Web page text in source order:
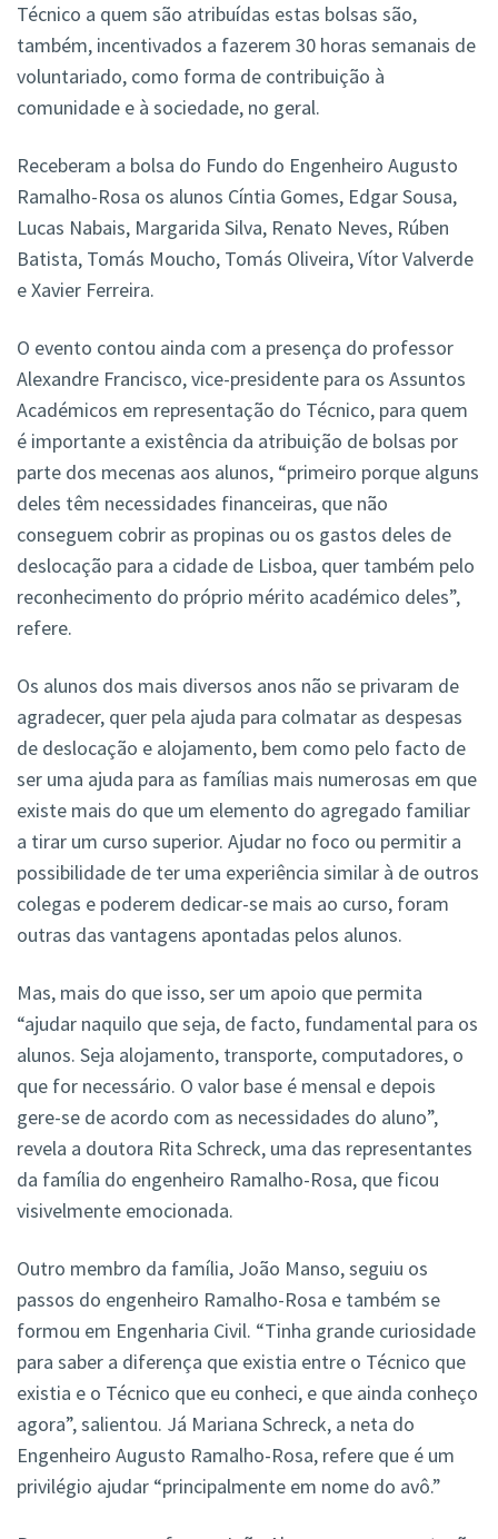
Técnico a quem são atribuídas estas bolsas são,
também, incentivados a fazerem 30 horas semanais de
voluntariado, como forma de contribuição à
comunidade e à sociedade, no geral.
Receberam a bolsa do Fundo do Engenheiro Augusto
Ramalho-Rosa os alunos Cíntia Gomes, Edgar Sousa,
Lucas Nabais, Margarida Silva, Renato Neves, Rúben
Batista, Tomás Moucho, Tomás Oliveira, Vítor Valverde
e Xavier Ferreira.
O evento contou ainda com a presença do professor
Alexandre Francisco, vice-presidente para os Assuntos
Académicos em representação do Técnico, para quem
é importante a existência da atribuição de bolsas por
parte dos mecenas aos alunos, “primeiro porque alguns
deles têm necessidades financeiras, que não
conseguem cobrir as propinas ou os gastos deles de
deslocação para a cidade de Lisboa, quer também pelo
reconhecimento do próprio mérito académico deles”,
refere.
Os alunos dos mais diversos anos não se privaram de
agradecer, quer pela ajuda para colmatar as despesas
de deslocação e alojamento, bem como pelo facto de
ser uma ajuda para as famílias mais numerosas em que
existe mais do que um elemento do agregado familiar
a tirar um curso superior. Ajudar no foco ou permitir a
possibilidade de ter uma experiência similar à de outros
colegas e poderem dedicar-se mais ao curso, foram
outras das vantagens apontadas pelos alunos.
Mas, mais do que isso, ser um apoio que permita
“ajudar naquilo que seja, de facto, fundamental para os
alunos. Seja alojamento, transporte, computadores, o
que for necessário. O valor base é mensal e depois
gere-se de acordo com as necessidades do aluno”,
revela a doutora Rita Schreck, uma das representantes
da família do engenheiro Ramalho-Rosa, que ficou
visivelmente emocionada.
Outro membro da família, João Manso, seguiu os
passos do engenheiro Ramalho-Rosa e também se
formou em Engenharia Civil. “Tinha grande curiosidade
para saber a diferença que existia entre o Técnico que
existia e o Técnico que eu conheci, e que ainda conheço
agora”, salientou. Já Mariana Schreck, a neta do
Engenheiro Augusto Ramalho-Rosa, refere que é um
privilégio ajudar “principalmente em nome do avô.”